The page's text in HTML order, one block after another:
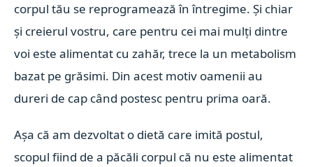
corpul tău se reprogramează în întregime. Și chiar
și creierul vostru, care pentru cei mai mulți dintre
voi este alimentat cu zahăr, trece la un metabolism
bazat pe grăsimi. Din acest motiv oamenii au
dureri de cap când postesc pentru prima oară.
Așa că am dezvoltat o dietă care imită postul,
scopul fiind de a păcăli corpul că nu este alimentat